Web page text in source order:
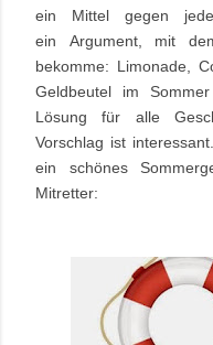
ein Mittel gegen
ein Argument, mit
bekomme: Limonade,
Geldbeutel im
Lösung für alle
Vorschlag ist
ein schönes
Mitretter: